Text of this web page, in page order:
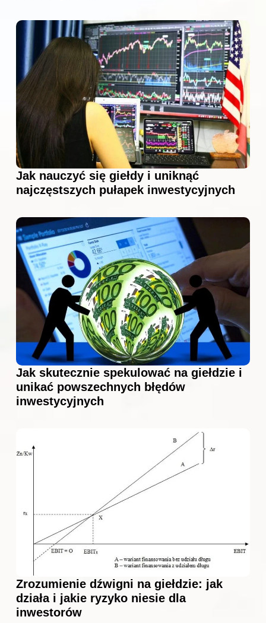
Jak nauczyć się giełdy i uniknąć
najczęstszych pułapek inwestycyjnych
Jak skutecznie spekulować na giełdzie i
unikać powszechnych błędów
inwestycyjnych
Zrozumienie dźwigni na giełdzie: jak
działa i jakie ryzyko niesie dla
inwestorów